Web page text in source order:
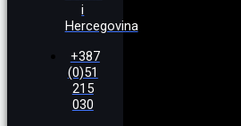
i
Hercegovina
+387
(0)51
215
030